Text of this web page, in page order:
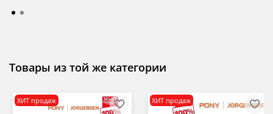
Товары из той же категории
ХИТ продаж ХИТ продаж